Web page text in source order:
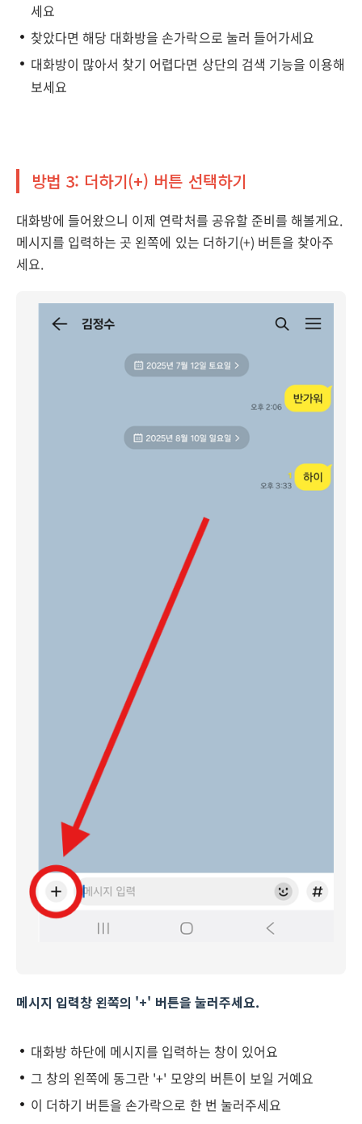
세요
찾았다면 해당 대화방을 손가락으로 눌러 들어가세요
대화방이 많아서 찾기 어렵다면 상단의 검색 기능을 이용해
보세요
방법 3: 더하기(+) 버튼 선택하기
대화방에 들어왔으니 이제 연락처를 공유할 준비를 해볼게요.
메시지를 입력하는 곳 왼쪽에 있는 더하기(+) 버튼을 찾아주
세요.
메시지 입력창 왼쪽의 '+' 버튼을 눌러주세요.
대화방 하단에 메시지를 입력하는 창이 있어요
그 창의 왼쪽에 동그란 '+' 모양의 버튼이 보일 거예요
이 더하기 버튼을 손가락으로 한 번 눌러주세요